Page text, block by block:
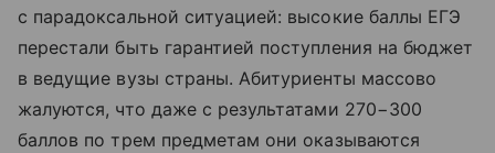
с парадоксальной ситуацией: высокие баллы ЕГЭ
перестали быть гарантией поступления на бюджет
в ведущие вузы страны. Абитуриенты массово
жалуются, что даже с результатами 270−300
баллов по трем предметам они оказываются